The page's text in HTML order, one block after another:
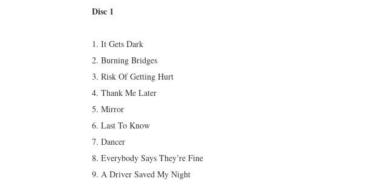
Disc 1
1. It Gets Dark
2. Burning Bridges
3. Risk Of Getting Hurt
4. Thank Me Later
5. Mirror
6. Last To Know
7. Dancer
8. Everybody Says They’re Fine
9. A Driver Saved My Night